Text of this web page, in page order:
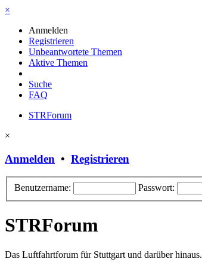
×
Anmelden
Registrieren
Unbeantwortete Themen
Aktive Themen
Suche
FAQ
STRForum
×
Anmelden • Registrieren
Benutzername: Passwort:
STRForum
Das Luftfahrtforum für Stuttgart und darüber hinaus.